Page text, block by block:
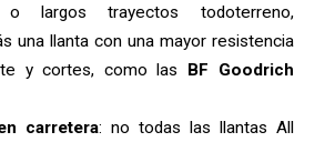
o largos trayectos todoterreno,
una llanta con una mayor resistencia
y cortes, como las BF Goodrich
carretera: no todas las llantas All